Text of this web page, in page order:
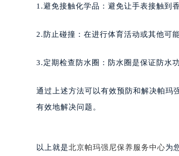
黑龙江省七台河市桃山
黑龙江省双鸭山市尖山
黑龙江省伊春市伊美区
吉林省白山市浑江区浑
吉林省吉林市船营区河
吉林省四平市铁东区紫
1.避免接触化学品：避免让手表接触到
2.防止碰撞：在进行体育活动或其他可
3.定期检查防水圈：防水圈是保证防水
通过上述方法可以有效预防和解决帕玛
有效地解决问题。
以上就是北京帕玛强尼保养服务中心为